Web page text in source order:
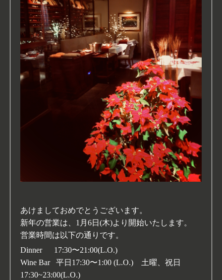
あけましておめでとうございます。
新年の営業は、1月6日(木)より開始いたします。
営業時間は以下の通りです。
Dinner 17:30〜21:00(L.O.)
Wine Bar 平日17:30〜1:00 (L.O.) 土曜、祝日
17:30~23:00(L.O.)